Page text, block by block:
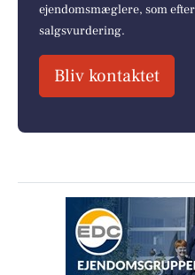
ejendomsmæglere, som
salgsvurdering.
Bliv kontaktet